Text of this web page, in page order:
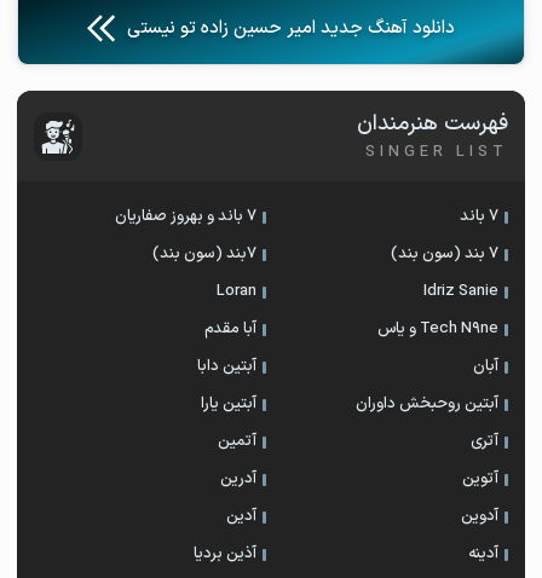
دانلود آهنگ جدید امیر حسین زاده تو نیستی
فهرست هنرمندان
SINGER LIST
7 باند
7 باند و بهروز صفاریان
7 بند (سون بند)
۷بند (سون بند)
Idriz Sanie
Loran
Tech N9ne و یاس
آبا مقدم
آبان
آبتین دابا
آبتین روحبخش داوران
آبتین یارا
آتری
آتمین
آتوین
آدرین
آدوین
آدین
آدینه
آذین بردیا